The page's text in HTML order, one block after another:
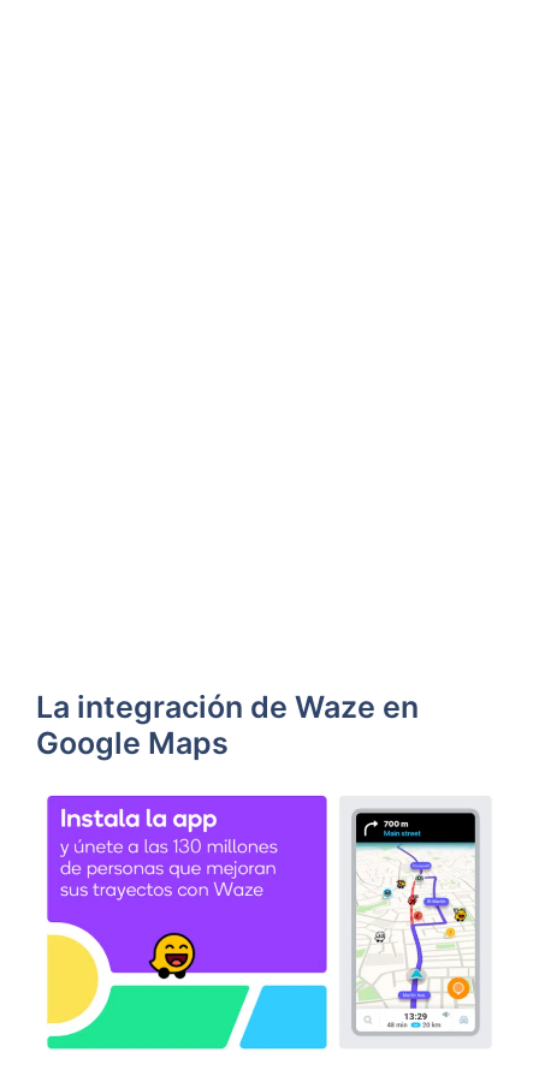
La integración de Waze en
Google Maps